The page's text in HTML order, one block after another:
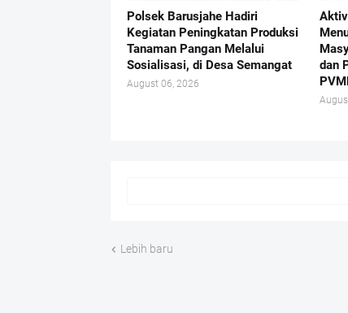
Polsek Barusjahe Hadiri
Kegiatan Peningkatan Produksi
Tanaman Pangan Melalui
Sosialisasi, di Desa Semangat
August 06, 2026
dan
Lebih baru